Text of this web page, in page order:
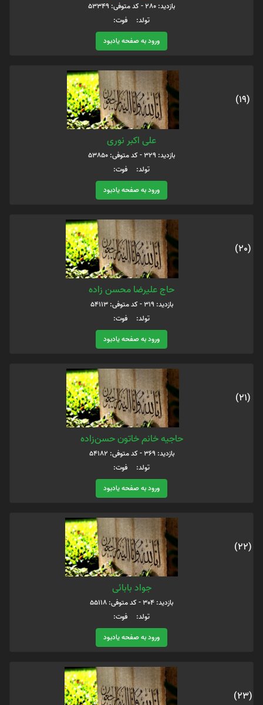
بازدید: 280 - کد متوفی: 53349
تولد: فوت:
ورود به صفحه یادبود
(19)
علی اکبر نوری
بازدید: 329 - کد متوفی: 53850
تولد: فوت:
ورود به صفحه یادبود
(20)
حاج علیرضا محسن زاده
بازدید: 319 - کد متوفی: 54113
تولد: فوت:
ورود به صفحه یادبود
(21)
حاجیه خانم خاتون حسن‌زاده
بازدید: 369 - کد متوفی: 54182
تولد: فوت:
ورود به صفحه یادبود
(22)
جواد بابائی
بازدید: 304 - کد متوفی: 55118
تولد: فوت:
ورود به صفحه یادبود
(23)